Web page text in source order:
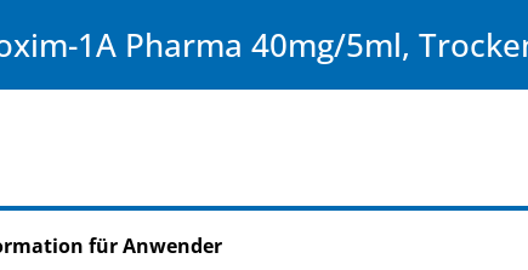
1A Pharma 40mg/5ml,
für Anwender